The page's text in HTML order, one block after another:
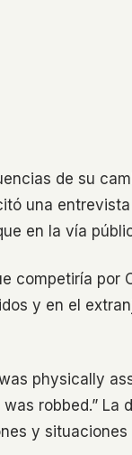
de su
una
en la vía
competiría por
y en el
physically
robbed.” La
y situaciones